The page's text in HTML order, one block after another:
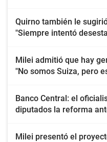
Quirno también le
"Siempre intentó
Milei admitió que hay
"No somos Suiza, pero
Banco Central: el
diputados la reforma
Milei presentó el